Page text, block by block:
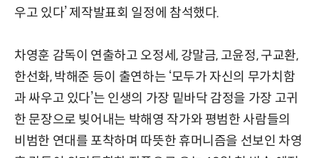
우고 있다’ 제작발표회 일정에 참석했다.
차영훈 감독이 연출하고 오정세, 강말금, 고윤정, 구교환,
한선화, 박해준 등이 출연하는 ‘모두가 자신의 무가치함
과 싸우고 있다’는 인생의 가장 밑바닥 감정을 가장 고귀
한 문장으로 빚어내는 박해영 작가와 평범한 사람들의
비범한 연대를 포착하며 따뜻한 휴머니즘을 선보인 차영